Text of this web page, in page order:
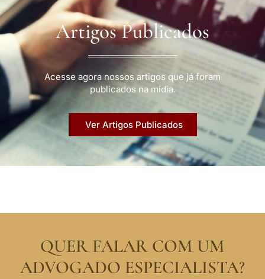
Artigos Publicados
Acesse agora nossos artigos que já foram
publicados na mídia.
Ver Artigos Publicados
QUER FALAR COM UM
ADVOGADO ESPECIALISTA?